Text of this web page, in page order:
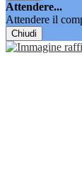
Attendere...
Attendere il
Chiudi